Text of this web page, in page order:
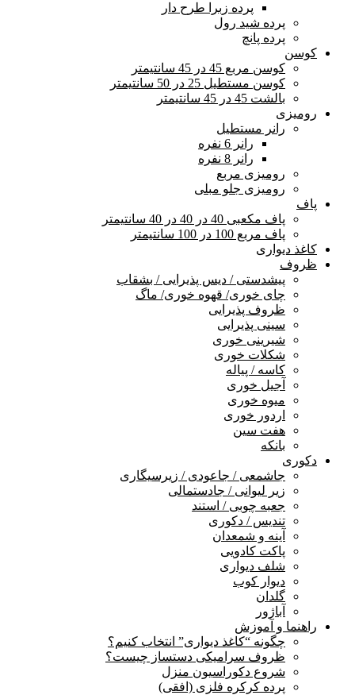
پرده زبرا طرح دار
پرده شید رول
پرده پانچ
کوسن
کوسن مربع 45 در 45 سانتیمتر
کوسن مستطیل 25 در 50 سانتیمتر
بالشت 45 در 45 سانتیمتر
رومیزی
رانر مستطیل
رانر 6 نفره
رانر 8 نفره
رومیزی مربع
رومیزی جلو مبلی
پاف
پاف مکعبی 40 در 40 در 40 سانتیمتر
پاف مربع 100 در 100 سانتیمتر
کاغذ دیواری
ظروف
پیشدستی / دیس پذیرایی / بشقاب
چای خوری/ قهوه خوری/ ماگ
ظروف پذیرایی
سینی پذیرایی
شیرینی خوری
شکلات خوری
کاسه / پیاله
آجیل خوری
میوه خوری
اردور خوری
هفت سین
بانکه
دکوری
جاشمعی / جاعودی / زیرسیگاری
زیر لیوانی / جادستمالی
جعبه چوبی / استند
تندیس / دکوری
آینه و شمعدان
پاکت کادویی
شلف دیواری
دیوار کوب
گلدان
آباژور
راهنما و آموزش
چگونه “کاغذ دیواری” انتخاب کنیم؟
ظروف سرامیکی دستساز چیست؟
شروع دکوراسیون منزل
پرده کرکره فلزی (افقی)